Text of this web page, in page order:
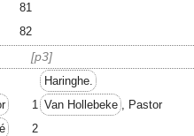
81
82
p3
Haringhe.
1 Van Hollebeke , Pastor
2